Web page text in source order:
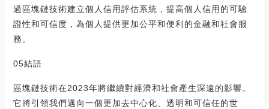
過區塊鏈技術建立個人信用評估系統，提高個人信用的可驗
證性和可信度，為個人提供更加公平和便利的金融和社會服
務。
05結語
區塊鏈技術在2023年將繼續對經濟和社會產生深遠的影響。
它將引領我們邁向一個更加去中心化、透明和可信任的世